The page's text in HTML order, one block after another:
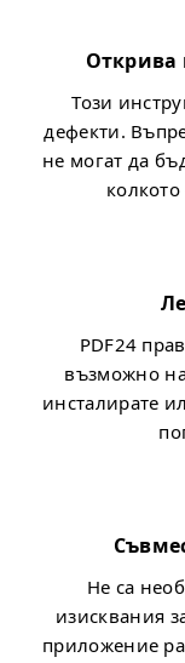
Открива
Този
дефекти.
не могат да
PDF24
възможно
инсталирате
Не са
изисквания
приложение